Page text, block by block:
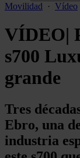
Movilidad
· Vídeo
VÍDEO|
s700
grande
Tres
Ebro, una
industria